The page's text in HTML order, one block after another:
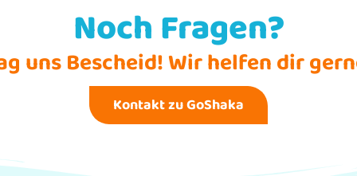
Noch Fragen?
uns Bescheid! Wir helfen dir
Kontakt zu GoShaka